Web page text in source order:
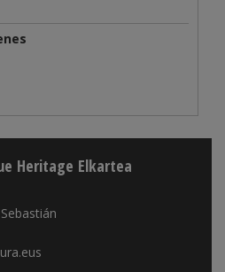
Heritage Elkartea